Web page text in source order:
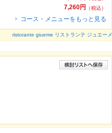
7,260円
（税込）
コース・メニューをもっと見る
ristorante giueme リストランテ ジュエーメ